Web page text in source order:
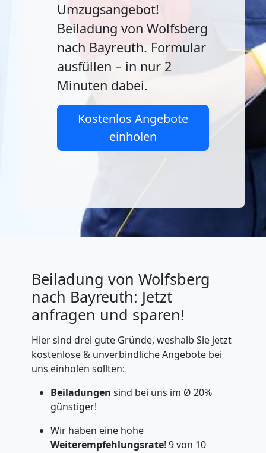
Umzugsangebot!
Beiladung von Wolfsberg
nach Bayreuth. Formular
ausfüllen – in nur 2
Minuten dabei.
Kostenlos Angebote
einholen
Beiladung von Wolfsberg
nach Bayreuth: Jetzt
anfragen und sparen!
Hier sind drei gute Gründe, weshalb Sie jetzt
kostenlose & unverbindliche Angebote bei
uns einholen sollten:
Beiladungen sind bei uns im Ø 20%
günstiger!
Wir haben eine hohe
Weiterempfehlungsrate! 9 von 10